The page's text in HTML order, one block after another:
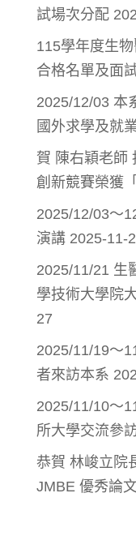
試場次分配
115學年度生
合格名單及面
2025/12/03 本
國外求學及就
賀 陳右穎老師
創新競賽榮獲
2025/12/03～
演講 2025-11-
2025/11/21 生
學技術大學院
27
2025/11/19～
者來訪本系
2025/11/10～
所大學交流參
恭賀 林峻立院
JMBE 優秀論